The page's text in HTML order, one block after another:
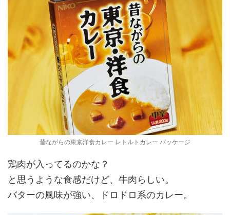
昔ながらの東京洋食カレー レトルトカレー パッケージ
鶏肉が入ってるのかな？
と思うような食感だけど、牛肉らしい。
バターの風味が強い、ドロドロ系のカレー。